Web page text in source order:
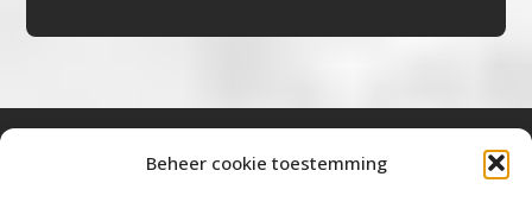
Beheer cookie toestemming